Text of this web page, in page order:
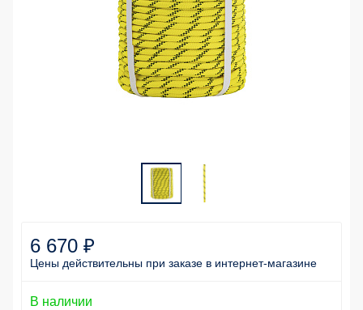
6 670 ₽
Цены действительны при заказе в интернет-магазине
В наличии